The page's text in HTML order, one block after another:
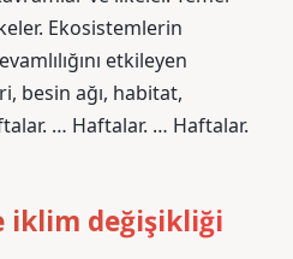
Ekosistemlerin
etkileyen
besin ağı, habitat,
… Haftalar. … Haftalar.
iklim değişikliği